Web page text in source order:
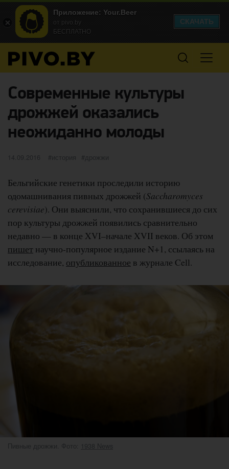
Современные культуры
дрожжей оказались
неожиданно молоды
Опубликовано
14.09.2016 категории
история Метки
дрожжи
Бельгийские генетики проследили историю
одомашнивания пивных дрожжей (Saccharomyces
cerevisiae). Они выяснили, что сохранившиеся до сих
пор культуры дрожжей появились сравнительно
недавно — в конце XVI–начале XVII веков. Об этом
пишет научно-популярное издание N+1, ссылаясь на
исследование, опубликованное в журнале Cell.
Пивные дрожжи. Фото: 1938 News
Приложение: Your.Beer
от pivo.by
БЕСПЛАТНО
СКАЧАТЬ